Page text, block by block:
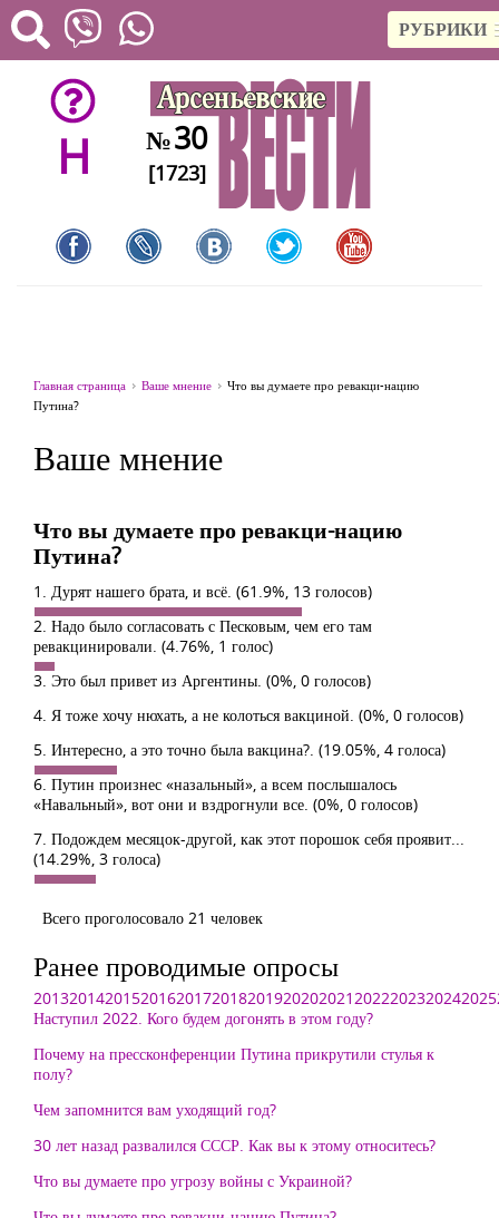
РУБРИКИ
H №30
[1723]
Главная страница Ваше мнение
Что вы думаете про ревакци-нацию
Путина?
Ваше мнение
Что вы думаете про ревакци-нацию
Путина?
1. Дурят нашего брата, и всё. (61.9%, 13 голосов)
2. Надо было согласовать с Песковым, чем его там
ревакцинировали. (4.76%, 1 голос)
3. Это был привет из Аргентины. (0%, 0 голосов)
4. Я тоже хочу нюхать, а не колоться вакциной. (0%, 0 голосов)
5. Интересно, а это точно была вакцина?. (19.05%, 4 голоса)
6. Путин произнес «назальный», а всем послышалось
«Навальный», вот они и вздрогнули все. (0%, 0 голосов)
7. Подождем месяцок-другой, как этот порошок себя проявит...
(14.29%, 3 голоса)
Всего проголосовало 21 человек
Ранее проводимые опросы
2013201420152016201720182019202020212022202320242025
Наступил 2022. Кого будем догонять в этом году?
Почему на прессконференции Путина прикрутили стулья к
полу?
Чем запомнится вам уходящий год?
30 лет назад развалился СССР. Как вы к этому относитесь?
Что вы думаете про угрозу войны с Украиной?